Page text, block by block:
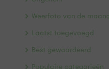
Weerfoto van de maand
Laatst toegevoegd
Best gewaardeerd
Populaire categorieën